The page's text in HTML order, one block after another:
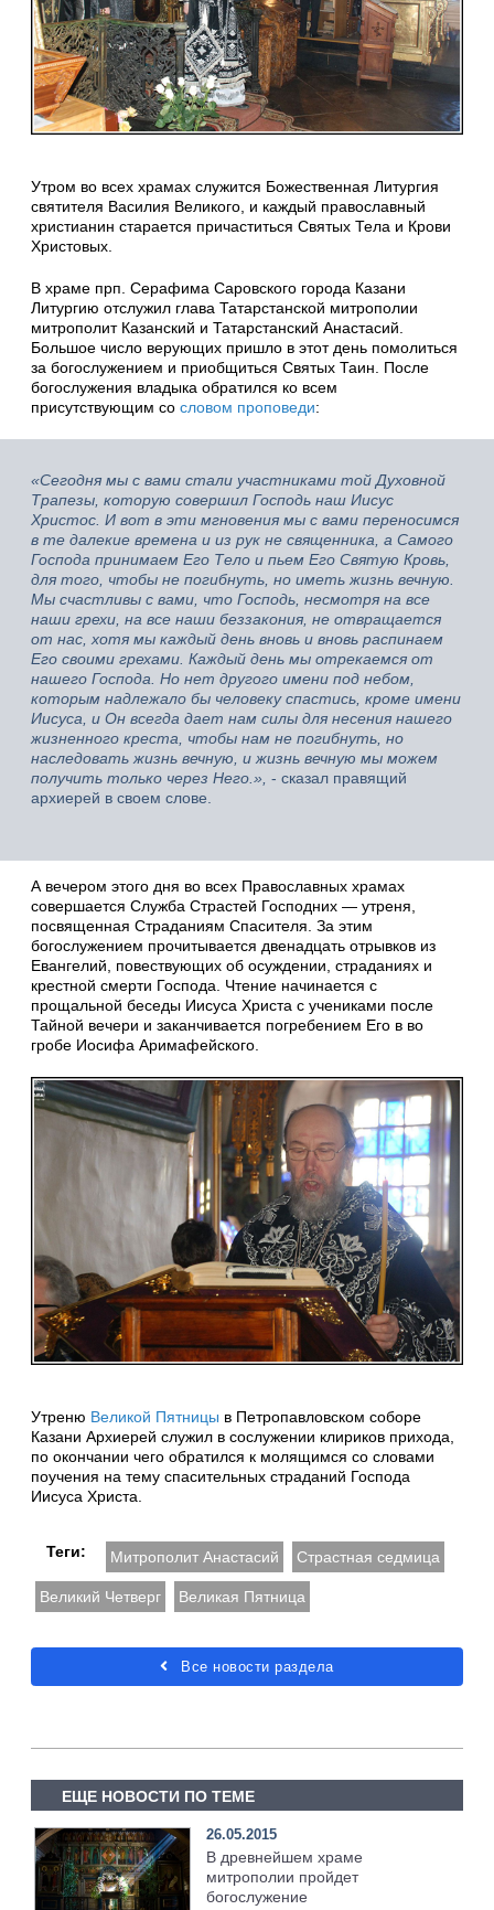
Утром во всех храмах служится Божественная Литургия
святителя Василия Великого, и каждый православный
христианин старается причаститься Святых Тела и Крови
Христовых.
В храме прп. Серафима Саровского города Казани
Литургию отслужил глава Татарстанской митрополии
митрополит Казанский и Татарстанский Анастасий.
Большое число верующих пришло в этот день помолиться
за богослужением и приобщиться Святых Таин. После
богослужения владыка обратился ко всем
присутствующим со словом проповеди:
«Сегодня мы с вами стали участниками той Духовной
Трапезы, которую совершил Господь наш Иисус
Христос. И вот в эти мгновения мы с вами переносимся
в те далекие времена и из рук не священника, а Самого
Господа принимаем Его Тело и пьем Его Святую Кровь,
для того, чтобы не погибнуть, но иметь жизнь вечную.
Мы счастливы с вами, что Господь, несмотря на все
наши грехи, на все наши беззакония, не отвращается
от нас, хотя мы каждый день вновь и вновь распинаем
Его своими грехами. Каждый день мы отрекаемся от
нашего Господа. Но нет другого имени под небом,
которым надлежало бы человеку спастись, кроме имени
Иисуса, и Он всегда дает нам силы для несения нашего
жизненного креста, чтобы нам не погибнуть, но
наследовать жизнь вечную, и жизнь вечную мы можем
получить только через Него.», - сказал правящий
архиерей в своем слове.
А вечером этого дня во всех Православных храмах
совершается Служба Страстей Господних — утреня,
посвященная Страданиям Спасителя. За этим
богослужением прочитывается двенадцать отрывков из
Евангелий, повествующих об осуждении, страданиях и
крестной смерти Господа. Чтение начинается с
прощальной беседы Иисуса Христа с учениками после
Тайной вечери и заканчивается погребением Его в во
гробе Иосифа Аримафейского.
Утреню Великой Пятницы в Петропавловском соборе
Казани Архиерей служил в сослужении клириков прихода,
по окончании чего обратился к молящимся со словами
поучения на тему спасительных страданий Господа
Иисуса Христа.
Теги: Митрополит Анастасий Страстная седмица
Великий Четверг Великая Пятница
Все новости раздела
ЕЩЕ НОВОСТИ ПО ТЕМЕ
26.05.2015
В древнейшем храме
митрополии пройдет
богослужение